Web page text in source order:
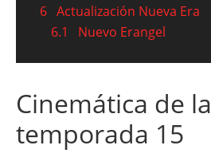
6 Actualización Nueva Era
6.1
Nuevo Erangel
Cinemática de la
temporada 15